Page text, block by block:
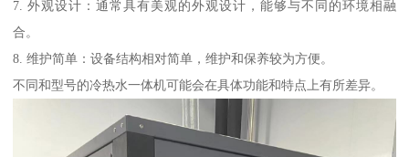
7. 外观设计：通常具有美观的外观设计，能够与不同的环境相融
合。
8. 维护简单：设备结构相对简单，维护和保养较为方便。
不同和型号的冷热水一体机可能会在具体功能和特点上有所差异。